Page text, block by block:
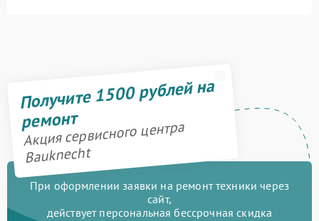
Получите 1500 рублей на
ремонт
Акция сервисного центра
Bauknecht
При оформлении заявки на ремонт техники через
сайт,
действует персональная бессрочная скидка